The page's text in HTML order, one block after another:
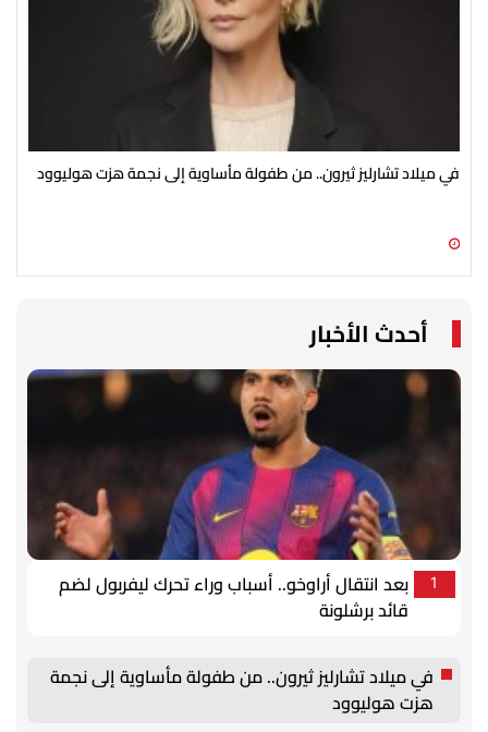
في ميلاد تشارليز ثيرون.. من طفولة مأساوية إلى نجمة هزت هوليوود
أحدث الأخبار
1
بعد انتقال أراوخو.. أسباب وراء تحرك ليفربول لضم
قائد برشلونة
في ميلاد تشارليز ثيرون.. من طفولة مأساوية إلى نجمة
هزت هوليوود